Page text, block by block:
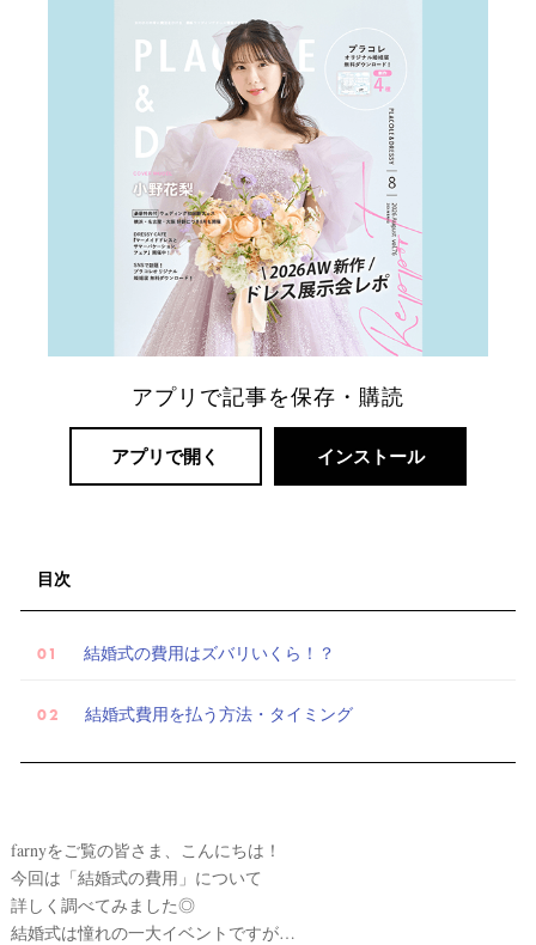
アプリで記事を保存・購読
アプリで開く インストール
目次
結婚式の費用はズバリいくら！？
結婚式費用を払う方法・タイミング
farnyをご覧の皆さま、こんにちは！
今回は「結婚式の費用」について
詳しく調べてみました◎
結婚式は憧れの一大イベントですが…